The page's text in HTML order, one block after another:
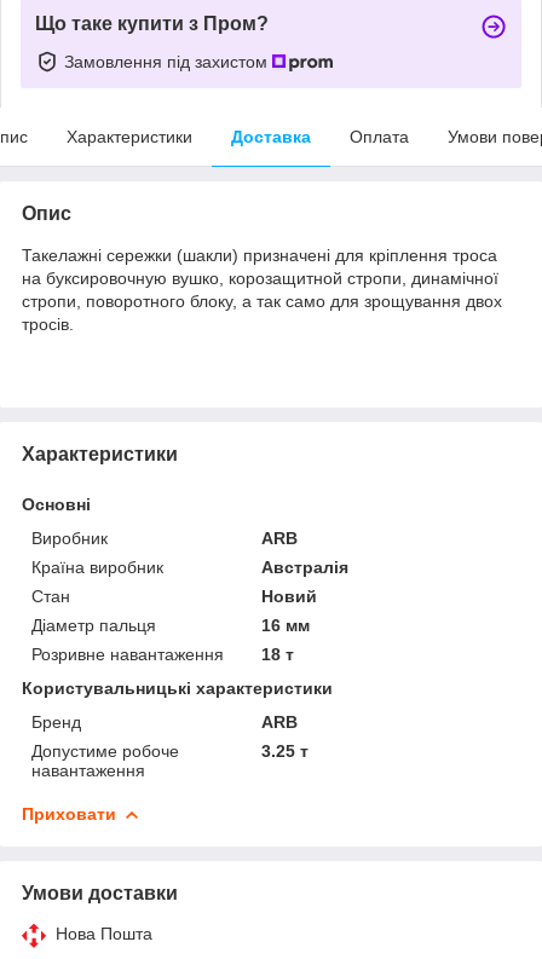
Що таке купити з Пром?
Замовлення під захистом
Характеристики Доставка Оплата Умови
Опис
Такелажні сережки (шакли) призначені для кріплення троса
на буксировочную вушко, корозащитной стропи, динамічної
стропи, поворотного блоку, а так само для зрощування двох
тросів.
Характеристики
Основні
Виробник
ARB
Країна виробник
Австралія
Стан
Новий
Діаметр пальця
16 мм
Розривне навантаження
18 т
Користувальницькі характеристики
Бренд
ARB
Допустиме робоче
навантаження
3.25 т
Приховати
Умови доставки
Нова Пошта